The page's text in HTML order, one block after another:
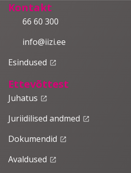
Kontakt
66 60 300
info@iizi.ee
Esindused launch
Ettevõttest
Juhatus launch
Juriidilised andmed launch
Dokumendid launch
Avaldused launch